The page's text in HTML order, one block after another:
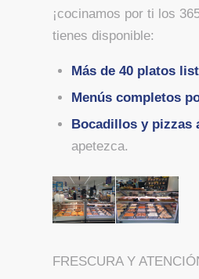
¡cocinamos por ti los
tienes disponible:
Más de 40 platos
Menús completos
Bocadillos y pizzas
apetezca.
FRESCURA Y